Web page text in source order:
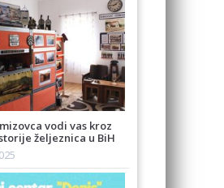
vodi vas kroz
željeznica u BiH